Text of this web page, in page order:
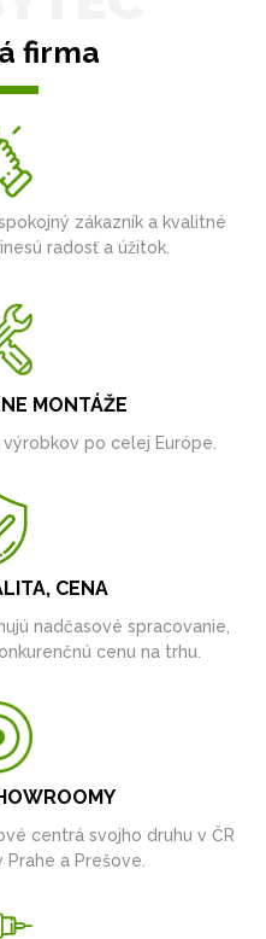
firma
zákazník a kvalitné
radosť a úžitok.
MONTÁŽE
po celej Európe.
CENA
nadčasové spracovanie,
cenu na trhu.
centrá svojho druhu v ČR
Prahe a Prešove.